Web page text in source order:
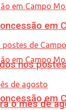
em
em
nos
o mês de